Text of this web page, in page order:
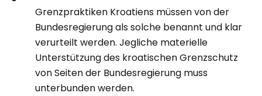
Grenzpraktiken Kroatiens müssen von der
Bundesregierung als solche benannt und klar
verurteilt werden. Jegliche materielle
Unterstützung des kroatischen Grenzschutz
von Seiten der Bundesregierung muss
unterbunden werden.